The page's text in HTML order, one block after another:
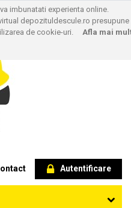
Autentificare
imbunatati experienta online.
depozituldescule.ro presupune
de cookie-uri. Afla mai